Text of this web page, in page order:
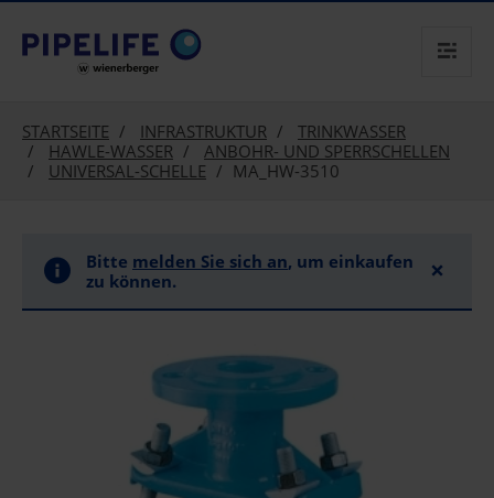
text.skipToContent
text.skipToNavigation
STARTSEITE INFRASTRUKTUR
TRINKWASSER
HAWLE-WASSER
ANBOHR- UND SPERRSCHELLEN
UNIVERSAL-SCHELLE
MA_HW-3510
Bitte melden Sie sich an, um einkaufen
zu können.
×